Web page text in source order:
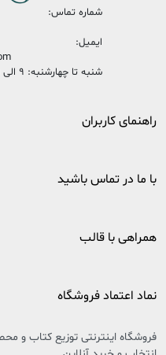
شماره تماس:
ایمیل:
شنبه تا چهارشنبه: 9 الی 19 ، پنجشنبه 9:30 الی 13:30
راهنمای کاربران
با ما در تماس باشید
همراهی با قالب
نماد اعتماد فروشگاه
فروشگاه اینترنتی توزیع کتاب و